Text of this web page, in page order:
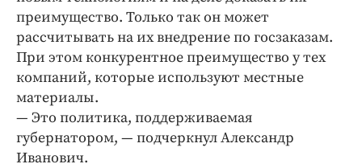
преимущество. Только так он может
рассчитывать на их внедрение по госзаказам.
При этом конкурентное преимущество у тех
компаний, которые используют местные
материалы.
— Это политика, поддерживаемая
губернатором, — подчеркнул Александр
Иванович.